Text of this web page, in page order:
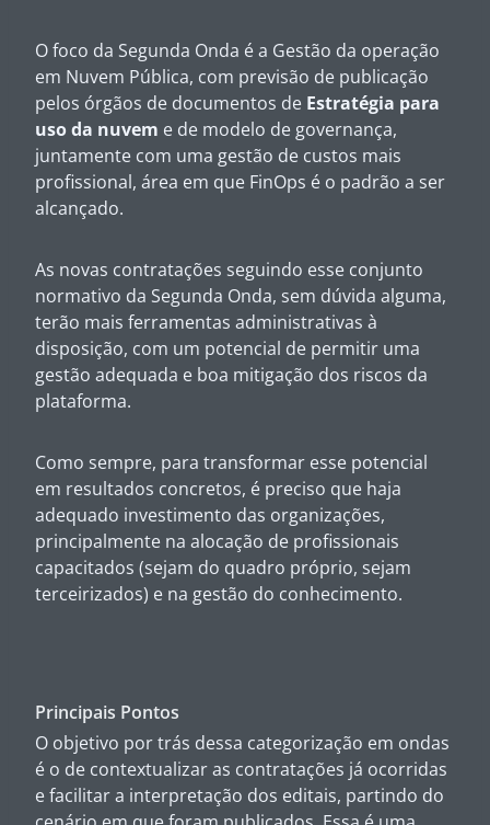
O foco da Segunda Onda é a Gestão da operação
em Nuvem Pública, com previsão de publicação
pelos órgãos de documentos de Estratégia para
uso da nuvem e de modelo de governança,
juntamente com uma gestão de custos mais
profissional, área em que FinOps é o padrão a ser
alcançado.
As novas contratações seguindo esse conjunto
normativo da Segunda Onda, sem dúvida alguma,
terão mais ferramentas administrativas à
disposição, com um potencial de permitir uma
gestão adequada e boa mitigação dos riscos da
plataforma.
Como sempre, para transformar esse potencial
em resultados concretos, é preciso que haja
adequado investimento das organizações,
principalmente na alocação de profissionais
capacitados (sejam do quadro próprio, sejam
terceirizados) e na gestão do conhecimento.
Principais Pontos
O objetivo por trás dessa categorização em ondas
é o de contextualizar as contratações já ocorridas
e facilitar a interpretação dos editais, partindo do